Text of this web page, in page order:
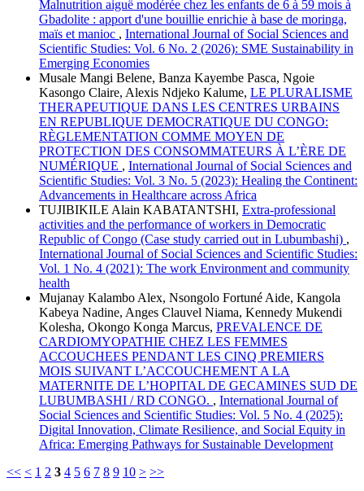
Malnutrition aiguë modérée chez les enfants de 6 à 59 mois à
Gbadolite : apport d'une bouillie enrichie à base de moringa,
maïs et manioc , International Journal of Social Sciences and
Scientific Studies: Vol. 6 No. 2 (2026): SME Sustainability in
Emerging Economies
Musale Mangi Belene, Banza Kayembe Pasca, Ngoie
Kasongo Claire, Alexis Ndjeko Kalume, LE PLURALISME
THERAPEUTIQUE DANS LES CENTRES URBAINS
EN REPUBLIQUE DEMOCRATIQUE DU CONGO:
RÈGLEMENTATION COMME MOYEN DE
PROTECTION DES CONSOMMATEURS À L’ÈRE DE
NUMÉRIQUE , International Journal of Social Sciences and
Scientific Studies: Vol. 3 No. 5 (2023): Healing the Continent:
Advancements in Healthcare across Africa
TUJIBIKILE Alain KABATANTSHI, Extra-professional
activities and the performance of workers in Democratic
Republic of Congo (Case study carried out in Lubumbashi) ,
International Journal of Social Sciences and Scientific Studies:
Vol. 1 No. 4 (2021): The work Environment and community
health
Mujanay Kalambo Alex, Nsongolo Fortuné Aide, Kangola
Kabeya Nadine, Anges Clauvel Niama, Kennedy Mukendi
Kolesha, Okongo Konga Marcus, PREVALENCE DE
CARDIOMYOPATHIE CHEZ LES FEMMES
ACCOUCHEES PENDANT LES CINQ PREMIERS
MOIS SUIVANT L’ACCOUCHEMENT A LA
MATERNITE DE L’HOPITAL DE GECAMINES SUD DE
LUBUMBASHI / RD CONGO. , International Journal of
Social Sciences and Scientific Studies: Vol. 5 No. 4 (2025):
Digital Innovation, Climate Resilience, and Social Equity in
Africa: Emerging Pathways for Sustainable Development
<< < 1 2 3 4 5 6 7 8 9 10 > >>